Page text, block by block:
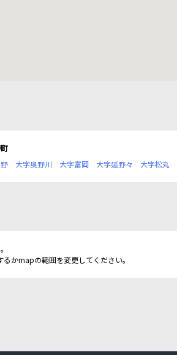
大字奥野川 大字富岡 大字延野々 大字松丸
かmapの範囲を変更してください。